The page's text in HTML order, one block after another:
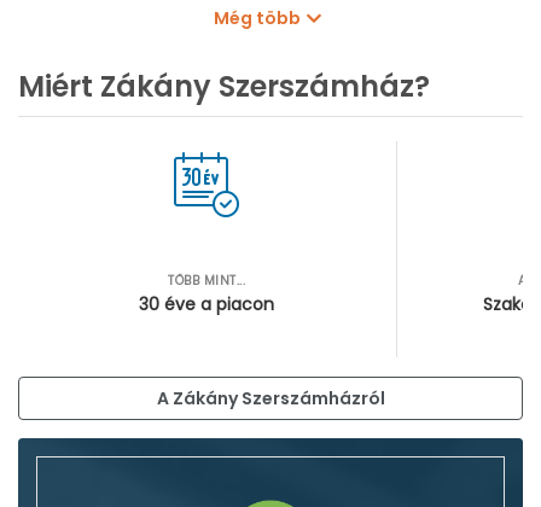
Még több
Miért Zákány Szerszámház?
TÖBB MINT...
30 éve a piacon
A Zákány Szerszámházról